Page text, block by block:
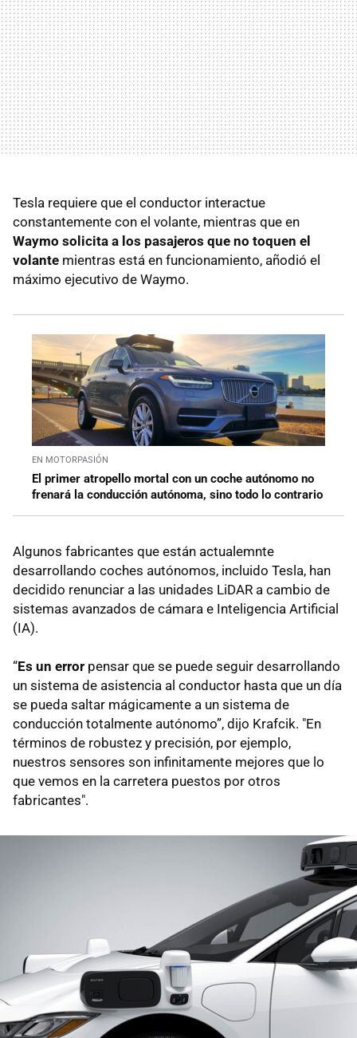
Tesla requiere que el conductor interactue
constantemente con el volante, mientras que en
Waymo solicita a los pasajeros que no toquen el
volante mientras está en funcionamiento, añodió el
máximo ejecutivo de Waymo.
EN MOTORPASIÓN
El primer atropello mortal con un coche autónomo no
frenará la conducción autónoma, sino todo lo contrario
Algunos fabricantes que están actualemnte
desarrollando coches autónomos, incluido Tesla, han
decidido renunciar a las unidades LiDAR a cambio de
sistemas avanzados de cámara e Inteligencia Artificial
(IA).
“Es un error pensar que se puede seguir desarrollando
un sistema de asistencia al conductor hasta que un día
se pueda saltar mágicamente a un sistema de
conducción totalmente autónomo”, dijo Krafcik. "En
términos de robustez y precisión, por ejemplo,
nuestros sensores son infinitamente mejores que lo
que vemos en la carretera puestos por otros
fabricantes".